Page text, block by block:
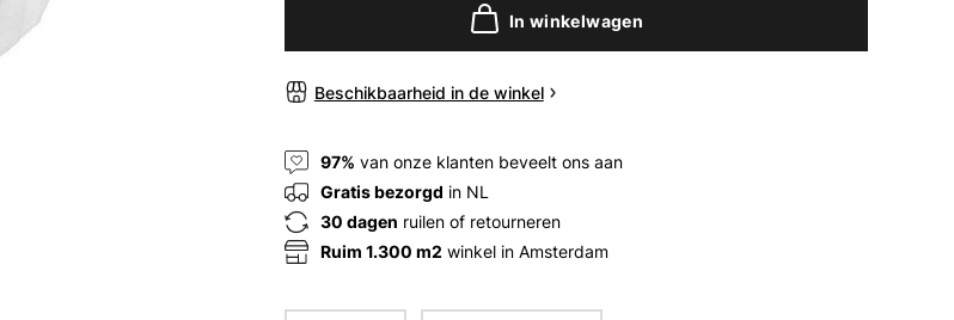
In winkelwagen
Beschikbaarheid in de winkel
97% van onze klanten beveelt ons aan
Gratis bezorgd in NL
30 dagen ruilen of retourneren
Ruim 1.300 m2 winkel in Amsterdam